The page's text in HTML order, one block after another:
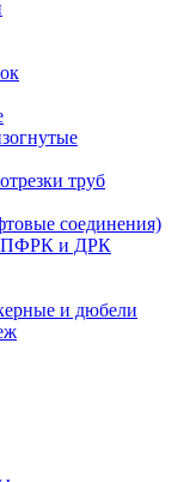
труб
соединения)
ПФРК и ДРК
и дюбели